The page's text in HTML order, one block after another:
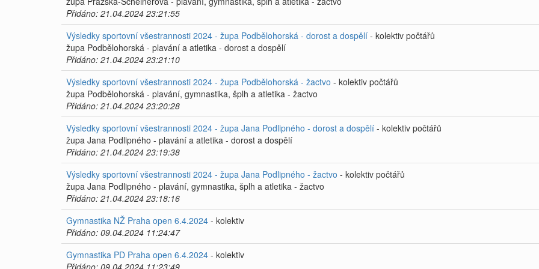
Přidáno: 21.04.2024 23:21:55
Výsledky sportovní všestrannosti 2024 - župa Podbělohorská - dorost a dospělí - kolektiv počtářů
župa Podbělohorská - plavání a atletika - dorost a dospělí
Přidáno: 21.04.2024 23:21:10
Výsledky sportovní všestrannosti 2024 - župa Podbělohorská - žactvo - kolektiv počtářů
župa Podbělohorská - plavání, gymnastika, šplh a atletika - žactvo
Přidáno: 21.04.2024 23:20:28
Výsledky sportovní všestrannosti 2024 - župa Jana Podlipného - dorost a dospělí - kolektiv počtářů
župa Jana Podlipného - plavání a atletika - dorost a dospělí
Přidáno: 21.04.2024 23:19:38
Výsledky sportovní všestrannosti 2024 - župa Jana Podlipného - žactvo - kolektiv počtářů
župa Jana Podlipného - plavání, gymnastika, šplh a atletika - žactvo
Přidáno: 21.04.2024 23:18:16
Gymnastika NŽ Praha open 6.4.2024 - kolektiv
Přidáno: 09.04.2024 11:24:47
Gymnastika PD Praha open 6.4.2024 - kolektiv
Přidáno: 09.04.2024 11:23:49